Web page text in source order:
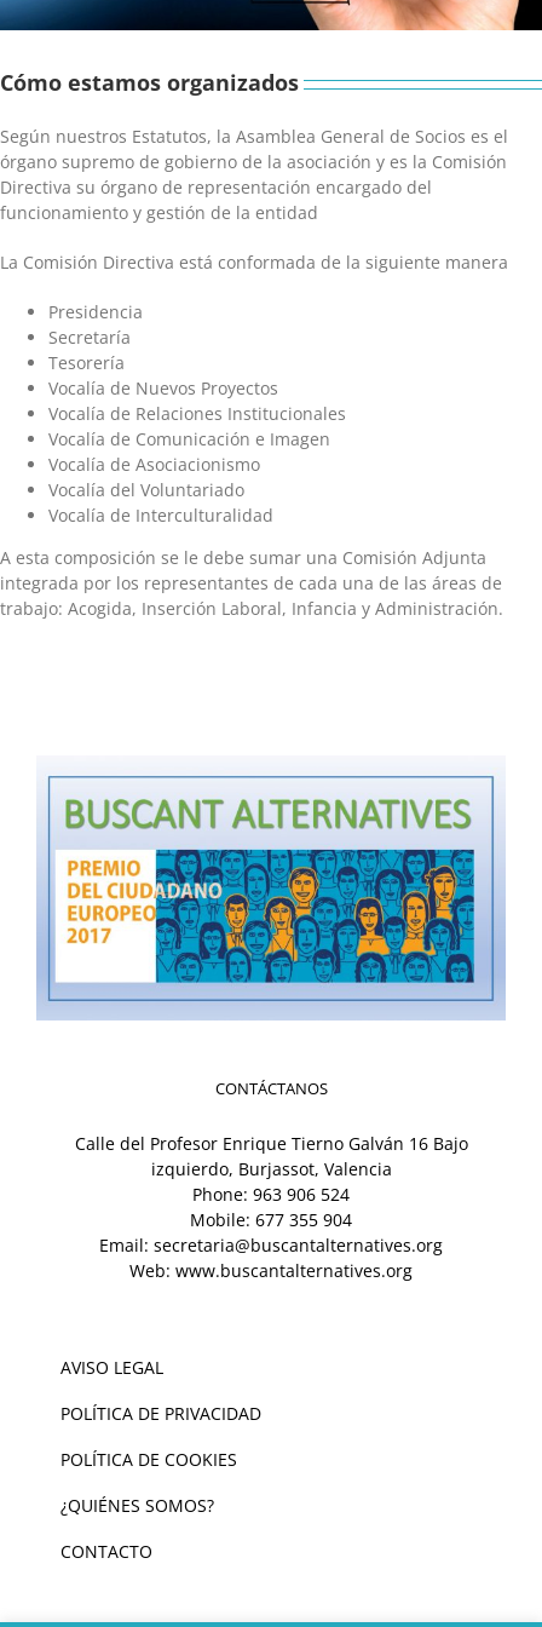
Cómo estamos organizados
Según nuestros Estatutos, la Asamblea General de Socios es el
órgano supremo de gobierno de la asociación y es la Comisión
Directiva su órgano de representación encargado del
funcionamiento y gestión de la entidad
La Comisión Directiva está conformada de la siguiente manera
Presidencia
Secretaría
Tesorería
Vocalía de Nuevos Proyectos
Vocalía de Relaciones Institucionales
Vocalía de Comunicación e Imagen
Vocalía de Asociacionismo
Vocalía del Voluntariado
Vocalía de Interculturalidad
A esta composición se le debe sumar una Comisión Adjunta
integrada por los representantes de cada una de las áreas de
trabajo: Acogida, Inserción Laboral, Infancia y Administración.
CONTÁCTANOS
Calle del Profesor Enrique Tierno Galván 16 Bajo
izquierdo, Burjassot, Valencia
Phone: 963 906 524
Mobile: 677 355 904
Email: secretaria@buscantalternatives.org
Web: www.buscantalternatives.org
AVISO LEGAL
POLÍTICA DE PRIVACIDAD
POLÍTICA DE COOKIES
¿QUIÉNES SOMOS?
CONTACTO